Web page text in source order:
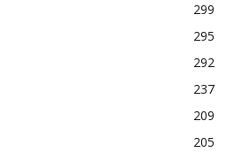
299
295
292
237
209
205